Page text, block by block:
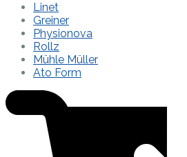
Linet
Greiner
Physionova
Rollz
Mühle Müller
Ato Form